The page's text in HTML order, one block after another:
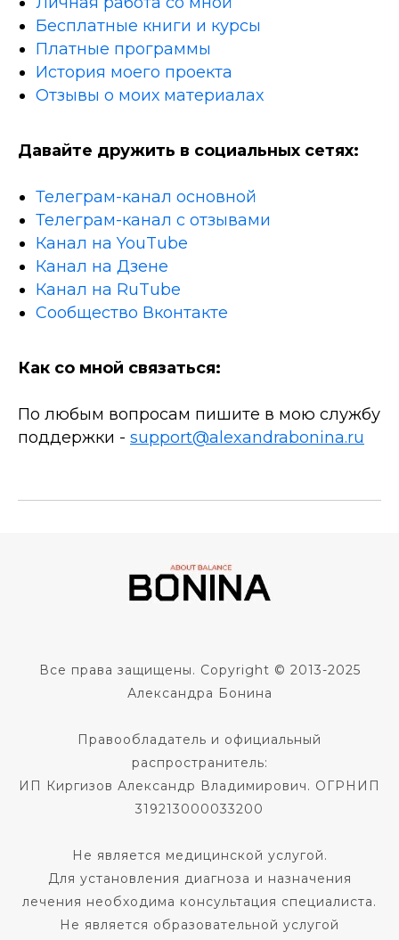
Бесплатные книги и курсы
Платные программы
История моего проекта
Отзывы о моих материалах
Давайте дружить в социальных сетях:
Телеграм-канал основной
Телеграм-канал с отзывами
Канал на YouTube
Канал на Дзене
Канал на RuTube
Сообщество Вконтакте
Как со мной связаться:
По любым вопросам пишите в мою службу
поддержки - support@alexandrabonina.ru
Все права защищены. Copyright © 2013-2025
Александра Бонина
Правообладатель и официальный
распространитель:
ИП Киргизов Александр Владимирович. ОГРНИП
319213000033200
Не является медицинской услугой.
Для установления диагноза и назначения
лечения необходима консультация специалиста.
Не является образовательной услугой